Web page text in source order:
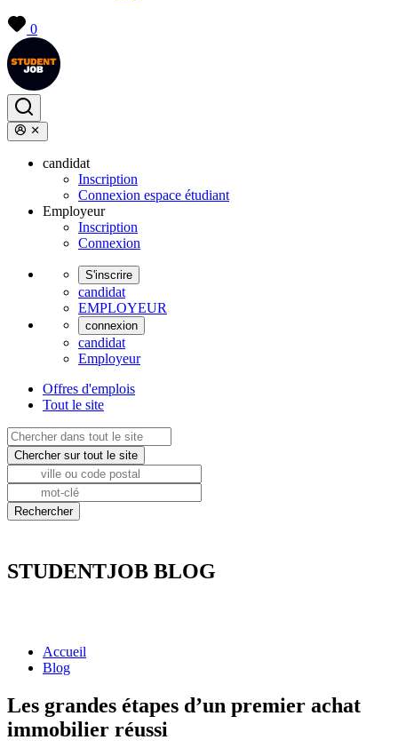
0
candidat
Inscription
Connexion espace étudiant
Employeur
Inscription
Connexion
S'inscrire
candidat
EMPLOYEUR
connexion
candidat
Employeur
Offres d'emplois
Tout le site
STUDENTJOB BLOG
Accueil
Blog
Les grandes étapes d’un premier achat
immobilier réussi